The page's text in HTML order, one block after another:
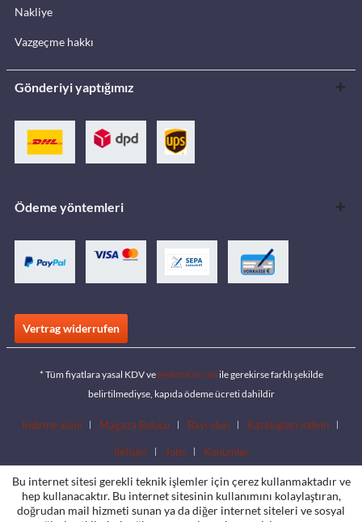
Nakliye
Vazgeçme hakkı
Gönderiyi yaptığımız
Ödeme yöntemleri
Vertrag widerrufen
* Tüm fiyatlara yasal KDV veteslimat ücreti ile gerekirse farklı şekilde
belirtilmediyse, kapıda ödeme ücreti dahildir
İndirme alanı Mağaza Bulucu Bayi olun Katalogları indirin
İletişim Jobs Konumlar
Bu internet sitesi gerekli teknik işlemler için çerez kullanmaktadır ve
hep kullanacaktır. Bu internet sitesinin kullanımını kolaylaştıran,
doğrudan mail hizmeti sunan ya da diğer internet siteleri ve sosyal